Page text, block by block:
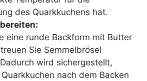
des Quarkkuchens hat.
eine runde Backform mit Butter
Sie Semmelbrösel
wird sichergestellt,
nach dem Backen